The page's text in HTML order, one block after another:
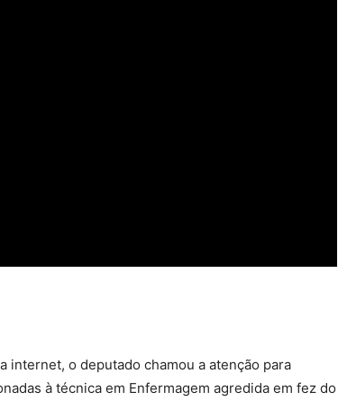
internet, o deputado chamou a atenção para
à técnica em Enfermagem agredida em fez do